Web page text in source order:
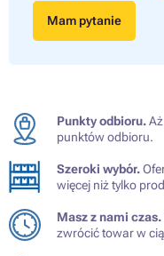
Mam pytanie
Punkty odbioru.
punktów odbioru.
Szeroki wybór.
więcej niż tylko
Masz z nami czas.
zwrócić towar w